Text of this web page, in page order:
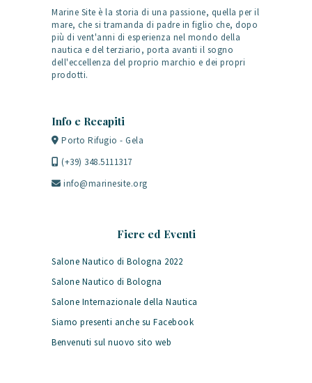
Marine Site è la storia di una passione, quella per il
mare, che si tramanda di padre in figlio che, dopo
più di vent'anni di esperienza nel mondo della
nautica e del terziario, porta avanti il sogno
dell'eccellenza del proprio marchio e dei propri
prodotti.
Info e Recapiti
Porto Rifugio - Gela
(+39) 348.5111317
info@marinesite.org
Fiere ed Eventi
Salone Nautico di Bologna 2022
Salone Nautico di Bologna
Salone Internazionale della Nautica
Siamo presenti anche su Facebook
Benvenuti sul nuovo sito web